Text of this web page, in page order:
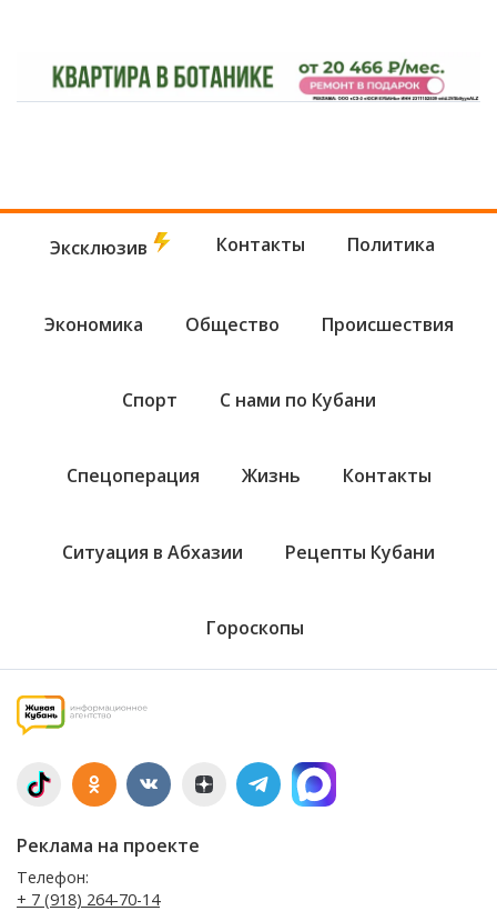
Эксклюзив Контакты Политика
Экономика Общество Происшествия
Спорт С нами по Кубани
Спецоперация Жизнь Контакты
Ситуация в Абхазии Рецепты Кубани
Гороскопы
Реклама на проекте
Телефон:
+ 7 (918) 264-70-14